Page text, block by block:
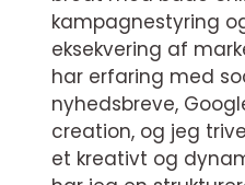
kampagnestyring
eksekvering af
har erfaring med
nyhedsbreve,
creation, og jeg
et kreativt og